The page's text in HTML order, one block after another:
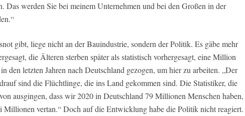
Das werden Sie bei meinem Unternehmen und bei den Großen in der
gibt, liege nicht an der Bauindustrie, sondern der Politik. Es gäbe mehr
die Älteren sterben später als statistisch vorhergesagt, eine Million
den letzten Jahren nach Deutschland gezogen, um hier zu arbeiten. „Der
sind die Flüchtlinge, die ins Land gekommen sind. Die Statistiker, die
ausgingen, dass wir 2020 in Deutschland 79 Millionen Menschen haben,
Millionen vertan.“ Doch auf die Entwicklung habe die Politik nicht reagiert.